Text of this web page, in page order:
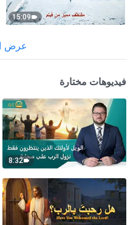
15:09
عرض
فيديوهات مختارة
8:32